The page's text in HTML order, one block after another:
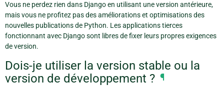
Vous ne perdez rien dans Django en utilisant une version antérieure,
mais vous ne profitez pas des améliorations et optimisations des
nouvelles publications de Python. Les applications tierces
fonctionnant avec Django sont libres de fixer leurs propres exigences
de version.
Dois-je utiliser la version stable ou la
version de développement ? ¶